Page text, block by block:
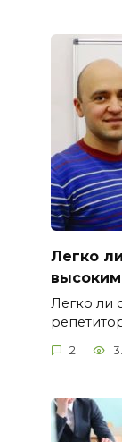
Легко
Легко ли
2